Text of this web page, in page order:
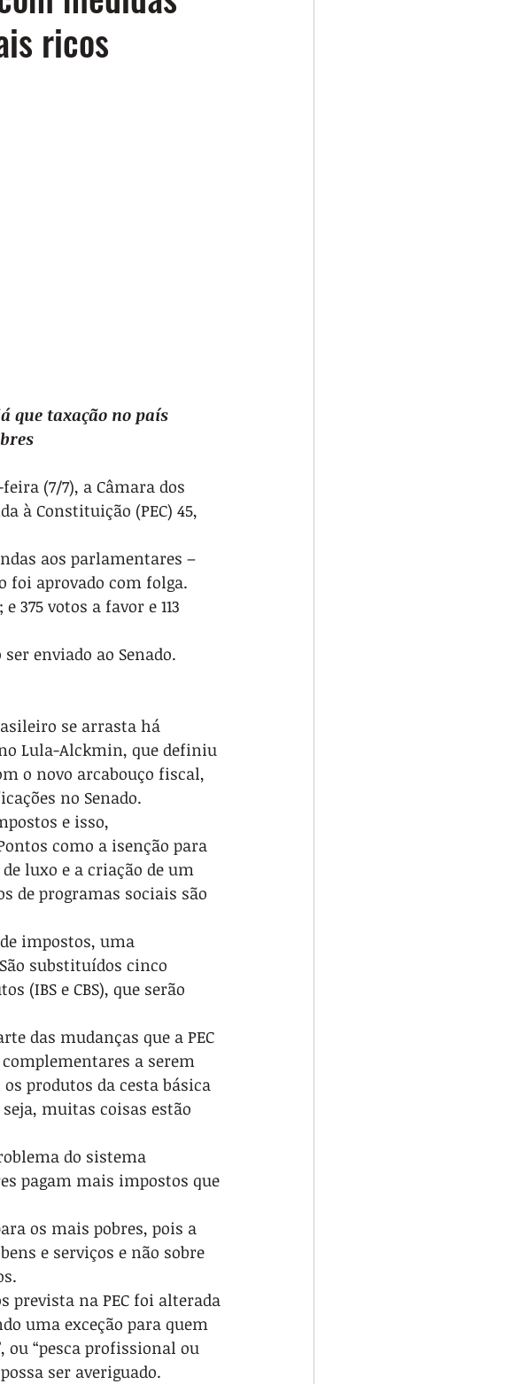
ricos
que taxação no país
(7/7), a Câmara dos
à Constituição (PEC) 45,
aos parlamentares –
foi aprovado com folga.
375 votos a favor e 113
enviado ao Senado.
se arrasta há
Lula-Alckmin, que definiu
o novo arcabouço fiscal,
no Senado.
e isso,
como a isenção para
luxo e a criação de um
de programas sociais são
impostos, uma
substituídos cinco
(IBS e CBS), que serão
das mudanças que a PEC
a serem
produtos da cesta básica
muitas coisas estão
do sistema
pagam mais impostos que
os mais pobres, pois a
e serviços e não sobre
prevista na PEC foi alterada
uma exceção para quem
ou “pesca profissional ou
ser averiguado.